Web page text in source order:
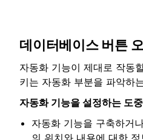
데이터베이스 버튼
자동화 기능이 제대로 작동
키는 자동화 부분을 파악하
자동화 기능을 설정하는 도중
자동화 기능을 구축하거